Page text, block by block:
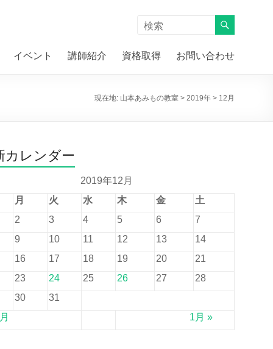
イベント 講師紹介 資格取得 お問い合わせ
現在地: 山本あみもの教室 > 2019年 > 12月
カレンダー
2019年12月
月
火 水 木 金 土
1月 »
2 3 4 5 6
7
9
10 11 12 13
14
16
17 18 19 20
21
23
24 25 26 27
28
30
31